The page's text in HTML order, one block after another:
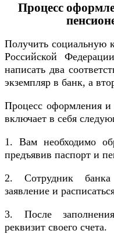
Процесс
Получить социальную
Российской
написать два
экземпляр в банк, а
Процесс оформления и
включает в себя
1. Вам необходимо
предъявив паспорт и
2. Сотрудник
заявление и
3. После
реквизит своего счета.